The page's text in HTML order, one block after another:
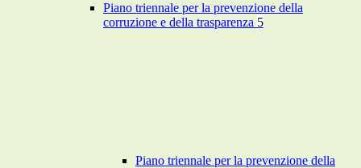
Piano triennale per la prevenzione della
corruzione e della trasparenza 5
Piano triennale per la prevenzione della